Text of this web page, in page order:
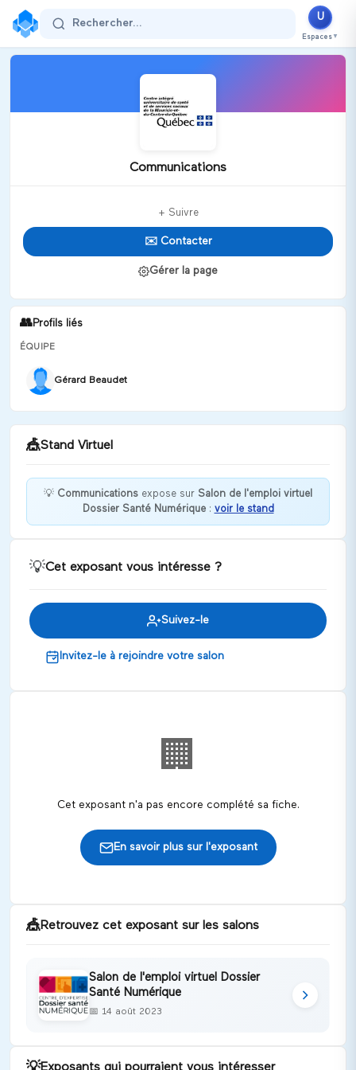
Rechercher...
U
Espaces ▼
Communications
+ Suivre
✉️ Contacter
Gérer la page
👥Profils liés
ÉQUIPE
Gérard Beaudet
🎪Stand Virtuel
💡 Communications expose sur Salon de l'emploi virtuel
Dossier Santé Numérique: voir le stand
💡Cet exposant vous intéresse ?
Suivez-le
Invitez-le à rejoindre votre salon
🏢
Cet exposant n'a pas encore complété sa fiche.
En savoir plus sur l'exposant
🎪Retrouvez cet exposant sur les salons
Salon de l'emploi virtuel Dossier
Santé Numérique
📅 14 août 2023